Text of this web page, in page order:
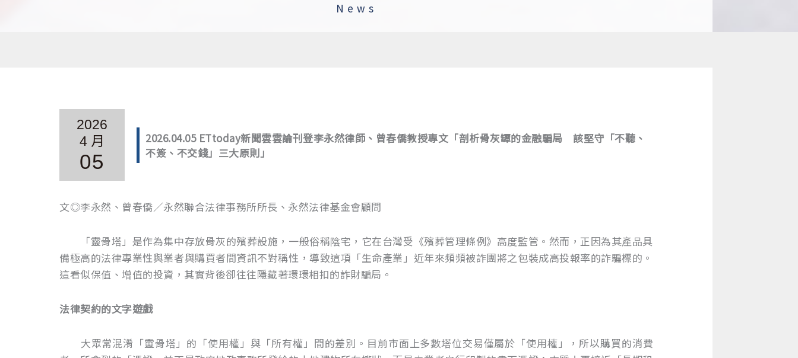
News
2026
4 月
05
2026.04.05 ETtoday新聞雲雲論刊登李永然律師、曾春僑教授專文「剖析骨灰罈的金融騙局 該堅守「不聽、
不簽、不交錢」三大原則」
文◎李永然、曾春僑／永然聯合法律事務所所長、永然法律基金會顧問
「靈骨塔」是作為集中存放骨灰的殯葬設施，一般俗稱陰宅，它在台灣受《殯葬管理條例》高度監管。然而，正因為其產品具
備極高的法律專業性與業者與購買者間資訊不對稱性，導致這項「生命產業」近年來頻頻被詐團將之包裝成高投報率的詐騙標的。
這看似保值、增值的投資，其實背後卻往往隱藏著環環相扣的詐財騙局。
法律契約的文字遊戲
大眾常混淆「靈骨塔」的「使用權」與「所有權」間的差別。目前市面上多數塔位交易僅屬於「使用權」，所以購買的消費